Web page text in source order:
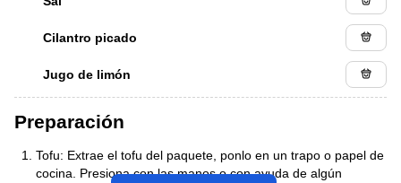
Cilantro picado
Jugo de limón
Preparación
Tofu: Extrae el tofu del paquete, ponlo en un trapo o papel de
cocina. Presiona con las manos o con ayuda de algún